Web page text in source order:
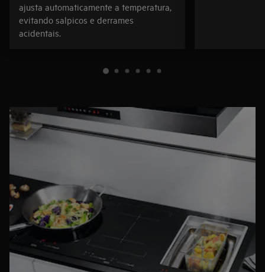
ajusta automaticamente a temperatura,
evitando salpicos e derrames
acidentais.